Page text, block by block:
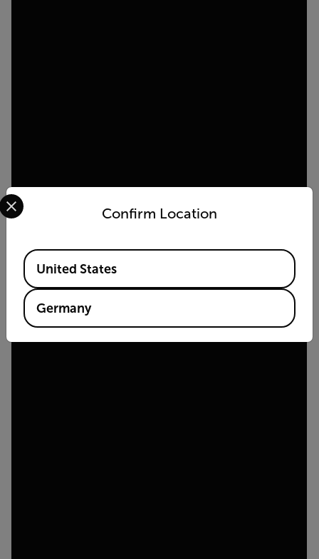
Confirm Location
Select your preferred country and language from the
Available Locations
United States
Germany